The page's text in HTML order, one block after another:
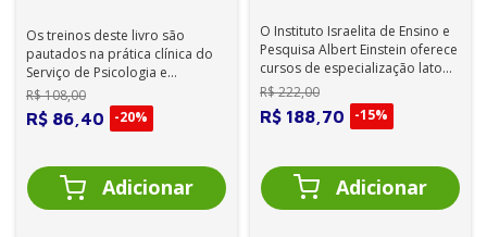
Os treinos deste livro são
pautados na prática clínica do
Serviço de Psicologia e
Neuropsicologia do IPq-
HCFMUSP. Trata...
R$108,00
R$ 86 40 -20%
O Instituto Israelita de Ensino e
Pesquisa Albert Einstein oferece
cursos de especialização lato
sensu para diversas áre...
R$222,00
R$ 188 70 -15%